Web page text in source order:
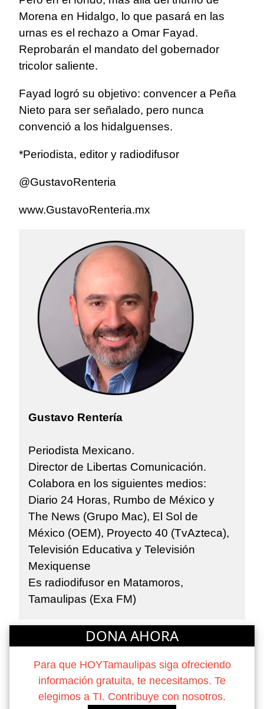
Morena en Hidalgo, lo que pasará en las
urnas es el rechazo a Omar Fayad.
Reprobarán el mandato del gobernador
tricolor saliente.
Fayad logró su objetivo: convencer a Peña
Nieto para ser señalado, pero nunca
convenció a los hidalguenses.
*Periodista, editor y radiodifusor
@GustavoRenteria
www.GustavoRenteria.mx
Gustavo Rentería
Periodista Mexicano.
Director de Libertas Comunicación.
Colabora en los siguientes medios:
Diario 24 Horas, Rumbo de México y
The News (Grupo Mac), El Sol de
México (OEM), Proyecto 40 (TvAzteca),
Televisión Educativa y Televisión
Mexiquense
Es radiodifusor en Matamoros,
Tamaulipas (Exa FM)
DONA AHORA
Para que HOYTamaulipas siga ofreciendo
información gratuita, te necesitamos. Te
elegimos a TI. Contribuye con nosotros.